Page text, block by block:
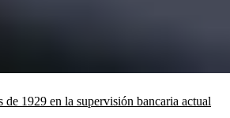
1929 en la supervisión bancaria actual